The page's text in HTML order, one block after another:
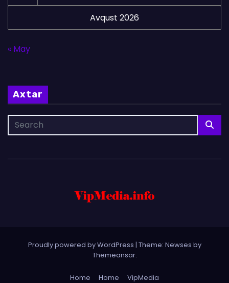
Avqust 2026
« May
Axtar
Proudly powered by WordPress | Theme: Newses by
Themeansar.
Home Home VipMedia